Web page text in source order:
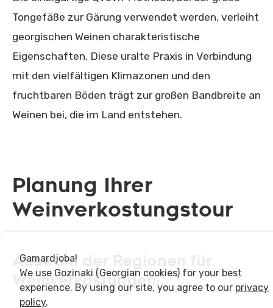
Tongefäße zur Gärung verwendet werden, verleiht
georgischen Weinen charakteristische
Eigenschaften. Diese uralte Praxis in Verbindung
mit den vielfältigen Klimazonen und den
fruchtbaren Böden trägt zur großen Bandbreite an
Weinen bei, die im Land entstehen.
Planung Ihrer
Weinverkostungstour
Auswahl der Regionen für
Weinverkostungen:
Gamardjoba!
We use Gozinaki (Georgian cookies) for your best
experience. By using our site, you agree to our privacy
policy.